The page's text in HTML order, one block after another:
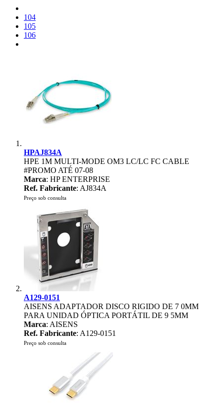
104
105
106
HPAJ834A
HPE 1M MULTI-MODE OM3 LC/LC FC CABLE
#PROMO ATÉ 07-08
Marca: HP ENTERPRISE
Ref. Fabricante: AJ834A
Preço sob consulta
A129-0151
AISENS ADAPTADOR DISCO RIGIDO DE 7 0MM
PARA UNIDAD ÓPTICA PORTÁTIL DE 9 5MM
Marca: AISENS
Ref. Fabricante: A129-0151
Preço sob consulta